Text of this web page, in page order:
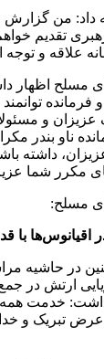
من گزارش
تقدیم خواهم
علاقه و
مسلح اظهار
فرمانده
عزیزان و
ناو بندر
داشته
مکرر شما
مسلح:
اقیانوس‌ها با
در حاشیه
نیروی دریایی ارتش
خدمت همه
ارتش و نام گروه ۸۶ عرض